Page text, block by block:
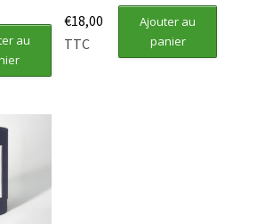
au
€18,00
TTC
Ajouter au
panier